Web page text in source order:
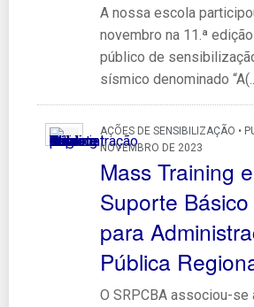
A nossa escola
novembro na 11.ª
público de
sísmico denominado
AÇÕES DE SENSIBILIZAÇÃO •
NOVEMBRO DE 2023
Mass Training
Suporte
para
Pública
O SRPCBA associou-se